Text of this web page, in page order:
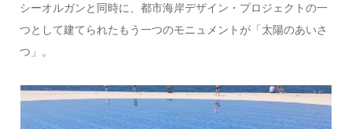
シーオルガンと同時に、都市海岸デザイン・プロジェクトの一
つとして建てられたもう一つのモニュメントが「太陽のあいさ
つ」。